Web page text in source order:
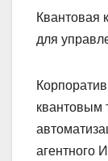
Квантовая
для
квантовым
агентного